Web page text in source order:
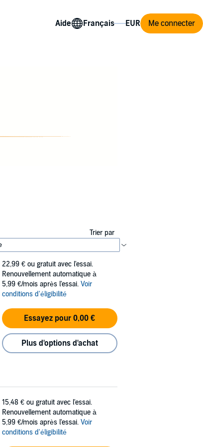
Aide Me connecter
Trier par
22,99 € ou gratuit avec l'essai.
Renouvellement automatique à
5,99 €/mois après l'essai. Voir
conditions d'éligibilité
Essayez pour 0,00 €
Plus d'options d'achat
15,48 € ou gratuit avec l'essai.
Renouvellement automatique à
5,99 €/mois après l'essai. Voir
conditions d'éligibilité